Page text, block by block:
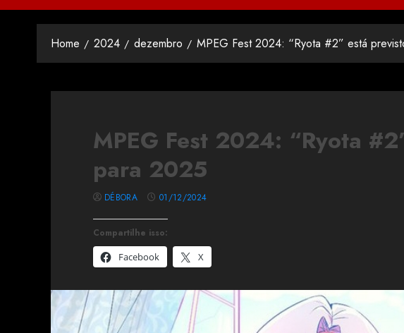
Home 2024 dezembro MPEG Fest 2024: “Ryota #2” está
MPEG Fest 2024: “Ryota
para 2025
Compartilhe isso:
Facebook
X
DÉBORA 01/12/2024